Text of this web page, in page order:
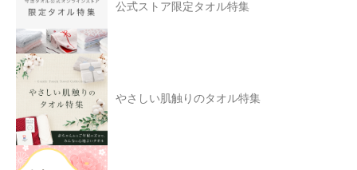
公式ストア限定タオル特集
やさしい肌触りのタオル特集